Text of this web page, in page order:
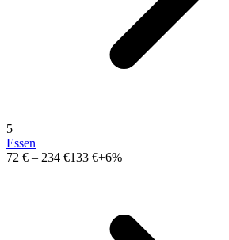
5
Essen
72 € – 234 €133 €+6%